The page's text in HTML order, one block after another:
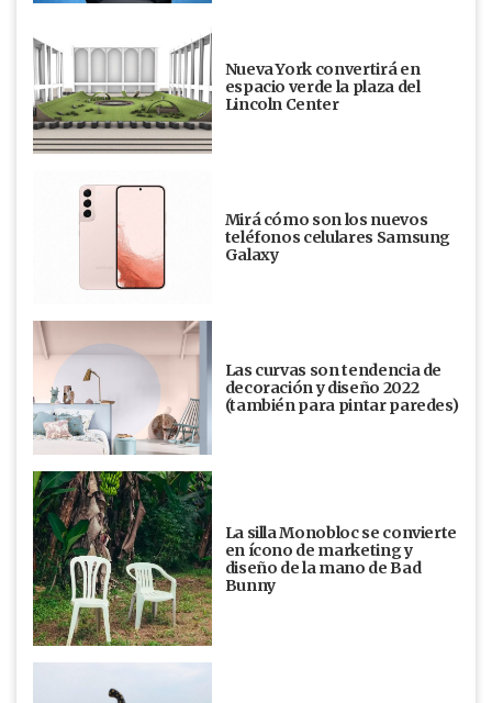
Nueva York convertirá en
espacio verde la plaza del
Lincoln Center
Mirá cómo son los nuevos
teléfonos celulares Samsung
Galaxy
Las curvas son tendencia de
decoración y diseño 2022
(también para pintar paredes)
La silla Monobloc se convierte
en ícono de marketing y
diseño de la mano de Bad
Bunny